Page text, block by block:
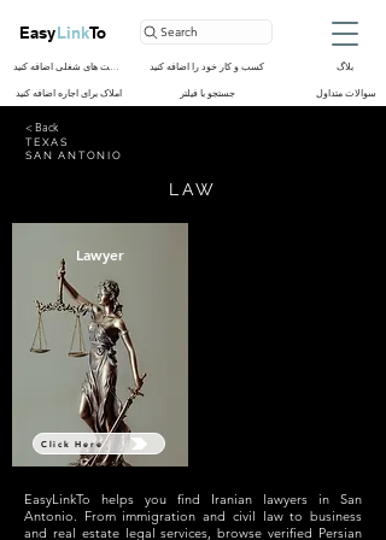
EasyLinkTo
فرصت های شغلی اضافه کنید
املاک برای اجاره اضافه کنید
Search
کسب و کار خود را اضافه کنید
جستجو با فیلتر
بلاگ
سوالات متداول
< Back
TEXAS
SAN ANTONIO
LAW
Lawyer
Click Here
EasyLinkTo helps you find Iranian lawyers in San
Antonio. From immigration and civil law to business
and real estate legal services, browse verified Persian